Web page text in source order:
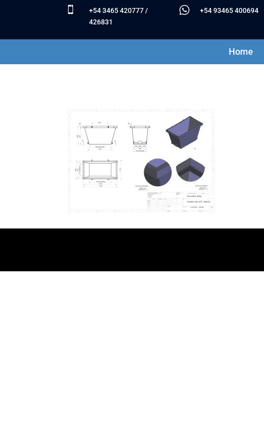
 +54 3465 420777/
426831
+54 93465 400694
Home